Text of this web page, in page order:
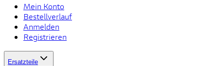
Mein Konto
Bestellverlauf
Anmelden
Registrieren
Ersatzteile